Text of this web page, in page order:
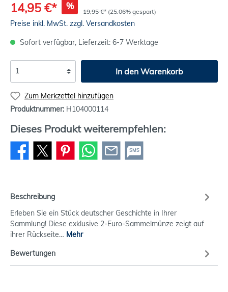
14,95 €* % 19,95 €* (25.06% gespart)
Preise inkl. MwSt. zzgl. Versandkosten
Sofort verfügbar, Lieferzeit: 6-7 Werktage
In den Warenkorb
Zum Merkzettel hinzufügen
Produktnummer: H104000114
Dieses Produkt weiterempfehlen:
SMS
Beschreibung
Erleben Sie ein Stück deutscher Geschichte in Ihrer
Sammlung! Diese exklusive 2-Euro-Sammelmünze zeigt auf
ihrer Rückseite… Mehr
Bewertungen